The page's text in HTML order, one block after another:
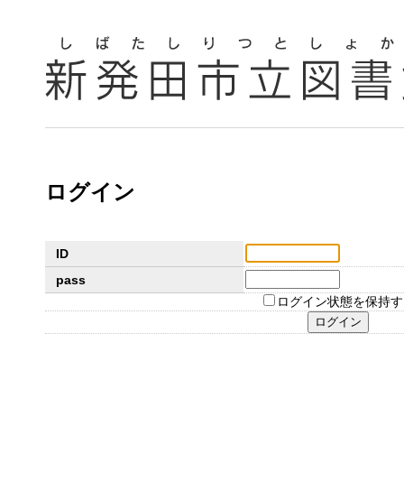
ログイン
ID
pass
ログイン状態を保持